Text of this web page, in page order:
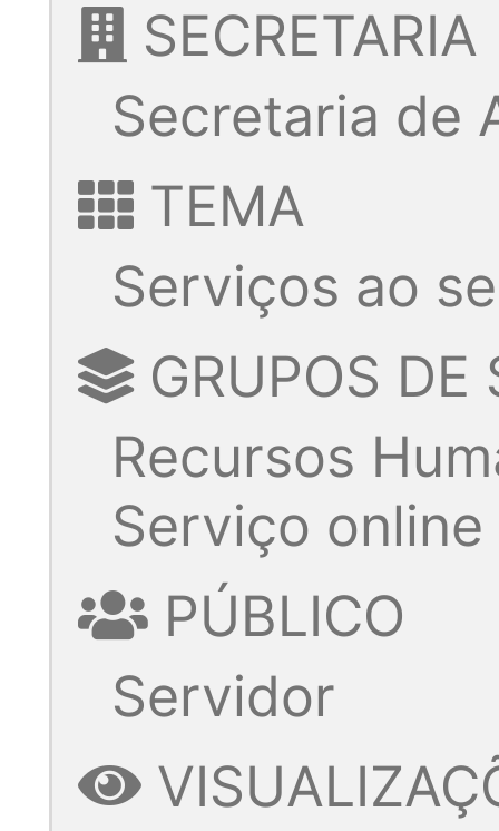
SECRETARIA
Secretaria de
TEMA
Serviços ao
GRUPOS DE
Recursos
Serviço online
PÚBLICO
Servidor